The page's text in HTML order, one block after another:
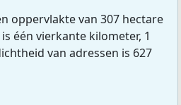
oppervlakte van 307 hectare
één vierkante kilometer, 1
van adressen is 627